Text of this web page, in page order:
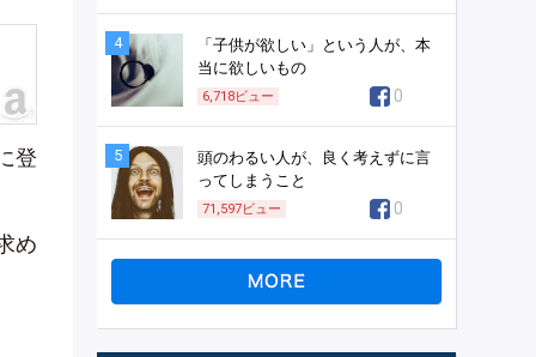
登
め
4
「子供が欲しい」という人が、本
当に欲しいもの
6,718ビュー 0
5
頭のわるい人が、良く考えずに言
ってしまうこと
71,597ビュー 0